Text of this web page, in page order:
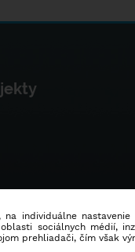
individuálne
sociálnych médií,
prehliadači, čím však